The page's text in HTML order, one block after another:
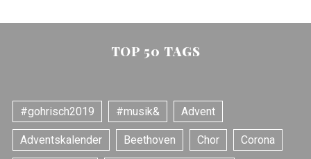
TOP 50 TAGS
#gohrisch2019 #musik& Advent
Adventskalender Beethoven Chor Corona